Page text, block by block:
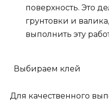
поверхность. Это
грунтовки и
выполнить эту
Выбираем клей
Для качественного